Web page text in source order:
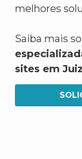
melhores
Saiba mais
sites em